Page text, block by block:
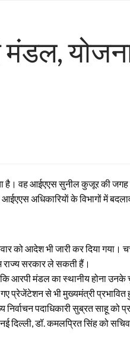
है। वह आईएएस सुनील कुजूर की
अधिकारियाें के विभागों में
को आदेश भी जारी कर दिया गया।
राज्य सरकार ले सकती हैं।
आरपी मंडल का स्थानीय होना उनके
गए प्रेजेंटेशन से भी मुख्यमंत्री प्रभावित
पदाधिकारी सुब्रत साहू को
दिल्ली, डॉ. कमलप्रित सिंह को